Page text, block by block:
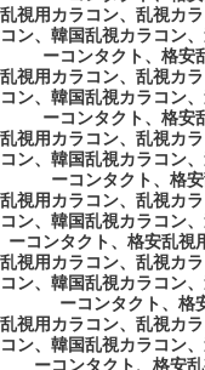
乱視用カラコン、乱視カ
コン、韓国乱視カラコン
ーコンタクト、格安
乱視用カラコン、乱視カ
コン、韓国乱視カラコン
ーコンタクト、格安
乱視用カラコン、乱視カ
コン、韓国乱視カラコン
ーコンタクト、格
乱視用カラコン、乱視カ
コン、韓国乱視カラコン
ーコンタクト、格安乱視
乱視用カラコン、乱視カ
コン、韓国乱視カラコン
ーコンタクト、格
乱視用カラコン、乱視カ
コン、韓国乱視カラコン
ーコンタクト、格安